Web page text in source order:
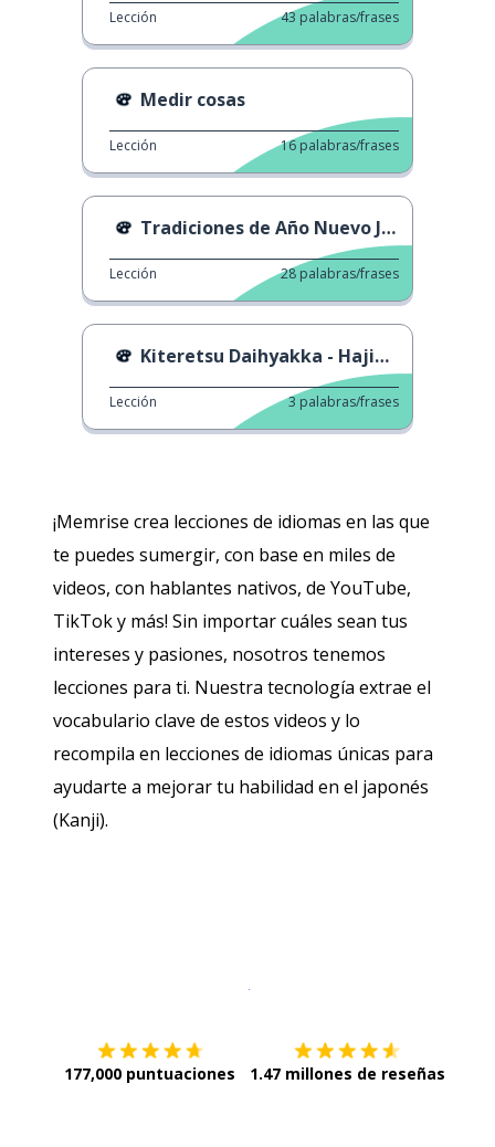
¡Memrise crea lecciones de idiomas en las que
te puedes sumergir, con base en miles de
videos, con hablantes nativos, de YouTube,
TikTok y más! Sin importar cuáles sean tus
intereses y pasiones, nosotros tenemos
lecciones para ti. Nuestra tecnología extrae el
vocabulario clave de estos videos y lo
recompila en lecciones de idiomas únicas para
ayudarte a mejorar tu habilidad en el japonés
(Kanji).
Lección 43 palabras/frases
Medir cosas
Lección 16 palabras/frases
Tradiciones de Año Nuevo Japonés 1
Lección 28 palabras/frases
Kiteretsu Daihyakka - Hajimete no Chuu Kiteretsu
Lección 3 palabras/frases
177,000 puntuaciones 1.47 millones de reseñas